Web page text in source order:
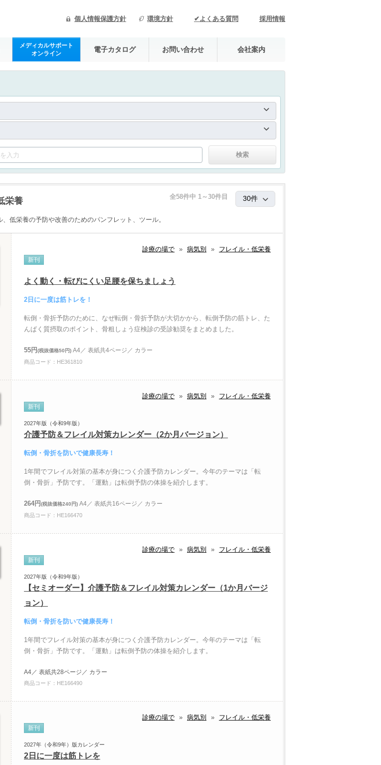
個人情報保護方針 環境方針 ✔よくある質問 採用情報
メディカルサポート
オンライン
電子カタログ お問い合わせ 会社案内
全58件中 1～30件目
栄養
低栄養の予防や改善のためのパンフレット、ツール。
診療の場で » 病気別 » フレイル・低栄養
新刊
よく動く・転びにくい足腰を保ちましょう
2日に一度は筋トレを！
転倒・骨折予防のために、なぜ転倒・骨折予防が大切かから、転倒予防の筋トレ、た
んぱく質摂取のポイント、骨粗しょう症検診の受診勧奨をまとめました。
55円(税抜価格50円) A4／ 表紙共4ページ／ カラー
商品コード：HE361810
診療の場で » 病気別 » フレイル・低栄養
新刊
2027年版（令和9年版）
介護予防＆フレイル対策カレンダー（2か月バージョン）
転倒・骨折を防いで健康長寿！
1年間でフレイル対策の基本が身につく介護予防カレンダー。今年のテーマは「転
倒・骨折」予防です。「運動」は転倒予防の体操を紹介します。
264円(税抜価格240円) A4／ 表紙共16ページ／ カラー
商品コード：HE166470
診療の場で » 病気別 » フレイル・低栄養
新刊
2027年版（令和9年版）
【セミオーダー】介護予防＆フレイル対策カレンダー（1か月バージ
ョン）
転倒・骨折を防いで健康長寿！
1年間でフレイル対策の基本が身につく介護予防カレンダー。今年のテーマは「転
倒・骨折」予防です。「運動」は転倒予防の体操を紹介します。
A4／ 表紙共28ページ／ カラー
商品コード：HE166490
診療の場で » 病気別 » フレイル・低栄養
新刊
2027年（令和9年）版カレンダー
2日に一度は筋トレを